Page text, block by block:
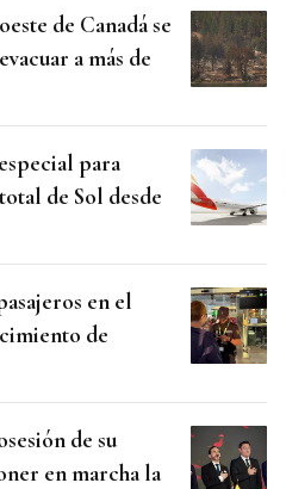
de Canadá se
a más de
para
de Sol desde
en el
de
de su
en marcha la